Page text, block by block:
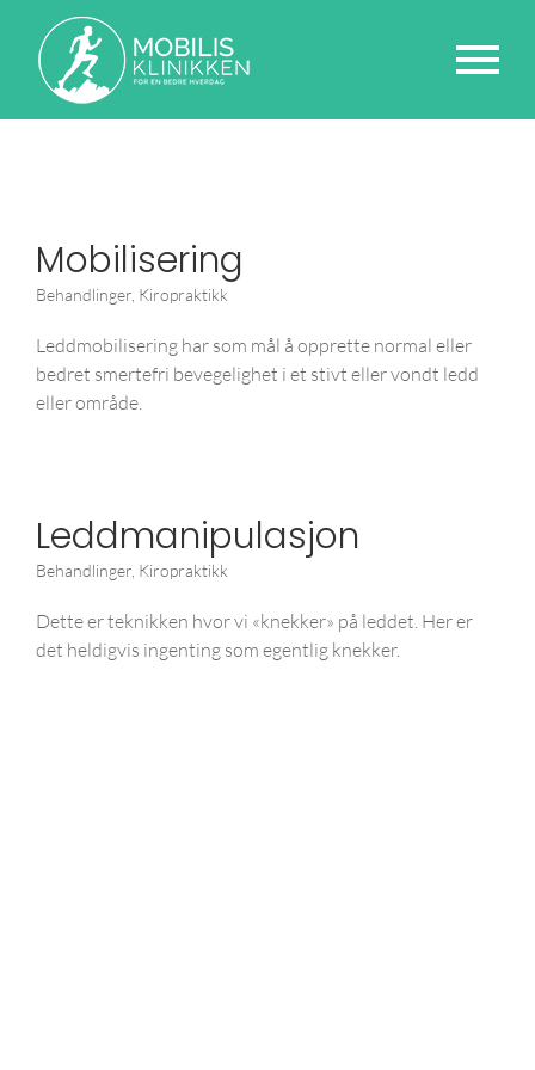
Mobilisering
Behandlinger Kiropraktikk
Leddmobilisering har som mål å opprette normal eller
bedret smertefri bevegelighet i et stivt eller vondt ledd
eller område.
Leddmanipulasjon
Behandlinger Kiropraktikk
Dette er teknikken hvor vi «knekker» på leddet. Her er
det heldigvis ingenting som egentlig knekker.